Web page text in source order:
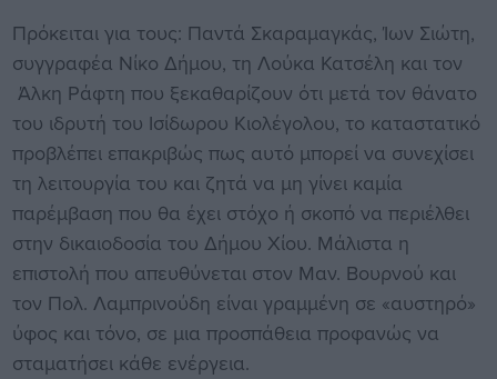
Πρόκειται για τους: Παντά Σκαραμαγκάς, Ίων Σιώτη,
συγγραφέα Νίκο Δήμου, τη Λούκα Κατσέλη και τον
Άλκη Ράφτη που ξεκαθαρίζουν ότι μετά τον θάνατο
του ιδρυτή του Ισίδωρου Κιολέγολου, το καταστατικό
προβλέπει επακριβώς πως αυτό μπορεί να συνεχίσει
τη λειτουργία του και ζητά να μη γίνει καμία
παρέμβαση που θα έχει στόχο ή σκοπό να περιέλθει
στην δικαιοδοσία του Δήμου Χίου. Μάλιστα η
επιστολή που απευθύνεται στον Μαν. Βουρνού και
τον Πολ. Λαμπρινούδη είναι γραμμένη σε «αυστηρό»
ύφος και τόνο, σε μια προσπάθεια προφανώς να
σταματήσει κάθε ενέργεια.